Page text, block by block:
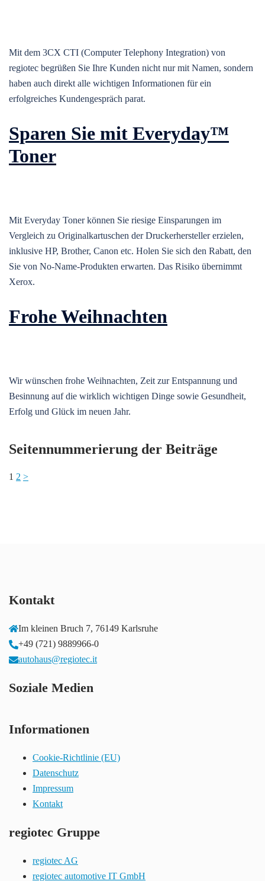
Mit dem 3CX CTI (Computer Telephony Integration) von
regiotec begrüßen Sie Ihre Kunden nicht nur mit Namen, sondern
haben auch direkt alle wichtigen Informationen für ein
erfolgreiches Kundengespräch parat.
Sparen Sie mit Everyday™
Toner
Mit Everyday Toner können Sie riesige Einsparungen im
Vergleich zu Originalkartuschen der Druckerhersteller erzielen,
inklusive HP, Brother, Canon etc. Holen Sie sich den Rabatt, den
Sie von No-Name-Produkten erwarten. Das Risiko übernimmt
Xerox.
Frohe Weihnachten
Wir wünschen frohe Weihnachten, Zeit zur Entspannung und
Besinnung auf die wirklich wichtigen Dinge sowie Gesundheit,
Erfolg und Glück im neuen Jahr.
Seitennummerierung der Beiträge
1 2 >
Kontakt
Im kleinen Bruch 7, 76149 Karlsruhe
+49 (721) 9889966-0
autohaus@regiotec.it
Soziale Medien
Informationen
Cookie-Richtlinie (EU)
Datenschutz
Impressum
Kontakt
regiotec Gruppe
regiotec AG
regiotec automotive IT GmbH